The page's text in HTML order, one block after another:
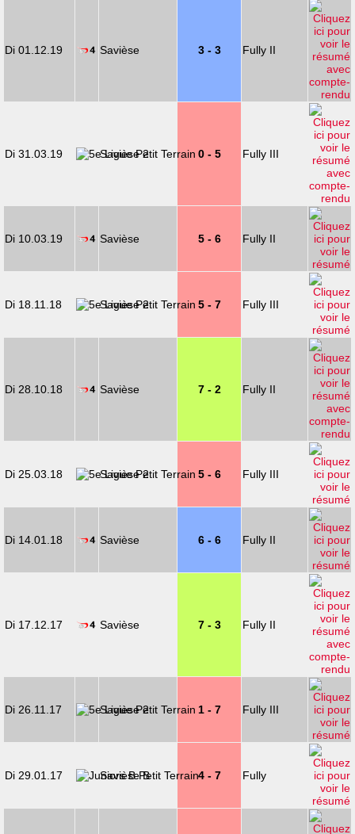
Di 01.12.19 Savièse 3 - 3 Fully II
Di 31.03.19 Savièse 2 0 - 5 Fully III
Di 10.03.19 Savièse 5 - 6 Fully II
Di 18.11.18 Savièse 2 5 - 7 Fully III
Di 28.10.18 Savièse 7 - 2 Fully II
Di 25.03.18 Savièse 2 5 - 6 Fully III
Di 14.01.18 Savièse 6 - 6 Fully II
Di 17.12.17 Savièse 7 - 3 Fully II
Di 26.11.17 Savièse 2 1 - 7 Fully III
Di 29.01.17 Savièse B 4 - 7 Fully